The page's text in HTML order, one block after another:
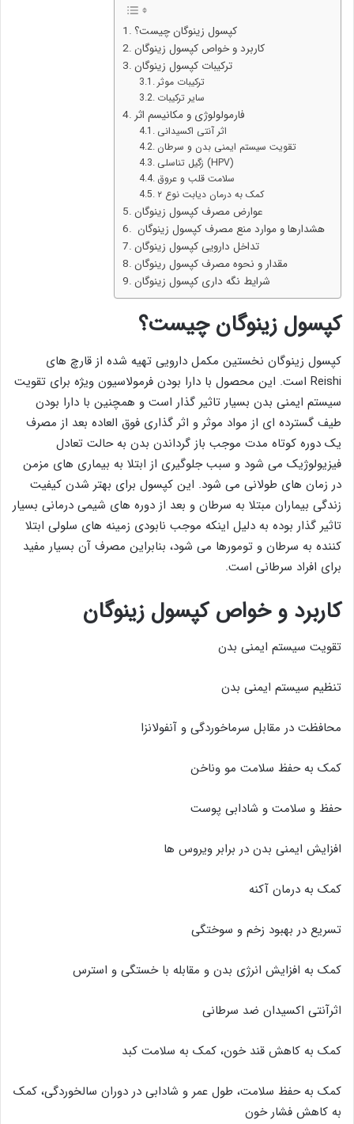
کپسول زینوگان چیست؟
کاربرد و خواص کپسول زینوگان
ترکیبات کپسول زینوگان
ترکیبات موثر
سایر ترکیبات
فارمولولوژی و مکانیسم اثر
اثر آنتی اکسیدانی
تقویت سیستم ایمنی بدن و سرطان
زگیل تناسلی (HPV)
سلامت قلب و عروق
کمک به درمان دیابت نوع ۲
عوارض مصرف کپسول زینوگان
هشدارها و موارد منع مصرف کپسول زینوگان
تداخل دارویی کپسول زینوگان
مقدار و نحوه مصرف کپسول رینوگان
شرایط نگه داری کپسول زینوگان
کپسول زینوگان چیست؟
کپسول زینوگان نخستین مکمل دارویی تهیه شده از قارچ های
Reishi است. این محصول با دارا بودن فرمولاسیون ویژه برای تقویت
سیستم ایمنی بدن بسیار تاثیر گذار است و همچنین با دارا بودن
طیف گسترده ای از مواد موثر و اثر گذاری فوق العاده بعد از مصرف
یک دوره کوتاه مدت موجب باز گرداندن بدن به حالت تعادل
فیزیولوژیک می شود و سبب جلوگیری از ابتلا به بیماری های مزمن
در زمان های طولانی می شود. این کپسول برای بهتر شدن کیفیت
زندگی بیماران مبتلا به سرطان و بعد از دوره های شیمی درمانی بسیار
تاثیر گذار بوده به دلیل اینکه موجب نابودی زمینه های سلولی ابتلا
کننده به سرطان و تومورها می شود، بنابراین مصرف آن بسیار مفید
برای افراد سرطانی است.
کاربرد و خواص کپسول زینوگان
تقویت سیستم ایمنی بدن
تنظیم سیستم ایمنی بدن
محافظت در مقابل سرماخوردگی و آنفولانزا
کمک به حفظ سلامت مو وناخن
حفظ و سلامت و شادابی پوست
افزایش ایمنی بدن در برابر ویروس ها
کمک به درمان آکنه
تسریع در بهبود زخم و سوختگی
کمک به افزایش انرژی بدن و مقابله با خستگی و استرس
اثرآنتی اکسیدان ضد سرطانی
کمک به کاهش قند خون، کمک به سلامت کبد
کمک به حفظ سلامت، طول عمر و شادابی در دوران سالخوردگی، کمک
به کاهش فشار خون